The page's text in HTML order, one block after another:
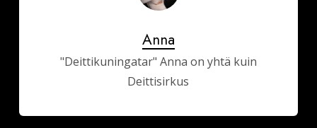
Anna
"Deittikuningatar" Anna on yhtä kuin
Deittisirkus